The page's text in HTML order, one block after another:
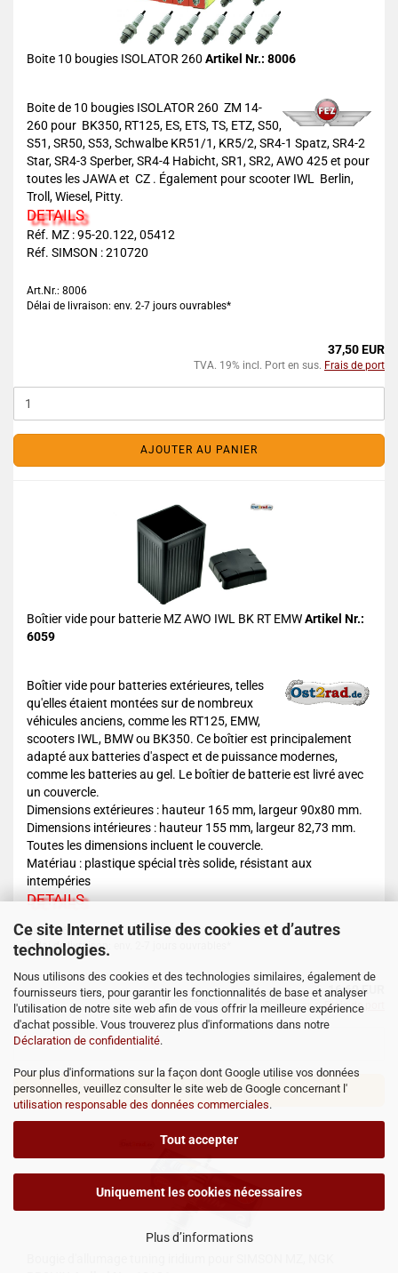
Ce site Internet utilise des cookies et d’autres
technologies.
Nous utilisons des cookies et des technologies similaires, également de
fournisseurs tiers, pour garantir les fonctionnalités de base et analyser
l'utilisation de notre site web afin de vous offrir la meilleure expérience
d'achat possible. Vous trouverez plus d'informations dans notre
Déclaration de confidentialité.
Pour plus d'informations sur la façon dont Google utilise vos données
personnelles, veuillez consulter le site web de Google concernant l'
utilisation responsable des données commerciales.
Tout accepter
Uniquement les cookies nécessaires
Plus d’informations
Boite 10 bougies ISOLATOR 260 Artikel Nr.: 8006
Boite de 10 bougies ISOLATOR 260 ZM 14-
260 pour BK350, RT125, ES, ETS, TS, ETZ, S50,
S51, SR50, S53, Schwalbe KR51/1, KR5/2, SR4-1 Spatz, SR4-2
Star, SR4-3 Sperber, SR4-4 Habicht, SR1, SR2, AWO 425 et pour
toutes les JAWA et CZ . Également pour scooter IWL Berlin,
Troll, Wiesel, Pitty.
DETAILS
Réf. MZ : 95-20.122, 05412
Réf. SIMSON : 210720
Art.Nr.: 8006
Délai de livraison: env. 2-7 jours ouvrables*
37,50 EUR
TVA. 19% incl. Port en sus. Frais de port
AJOUTER AU PANIER
Boîtier vide pour batterie MZ AWO IWL BK RT EMWArtikel Nr.:
6059
Boîtier vide pour batteries extérieures, telles
qu'elles étaient montées sur de nombreux
véhicules anciens, comme les RT125, EMW,
scooters IWL, BMW ou BK350. Ce boîtier est principalement
adapté aux batteries d'aspect et de puissance modernes,
comme les batteries au gel. Le boîtier de batterie est livré avec
un couvercle.
Dimensions extérieures : hauteur 165 mm, largeur 90x80 mm.
Dimensions intérieures : hauteur 155 mm, largeur 82,73 mm.
Toutes les dimensions incluent le couvercle.
Matériau : plastique spécial très solide, résistant aux
intempéries
DETAILS
Art.Nr.: 6059
Délai de livraison: env. 2-7 jours ouvrables*
16,60 EUR
TVA. 19% incl. Port en sus.Frais de port
AJOUTER AU PANIER